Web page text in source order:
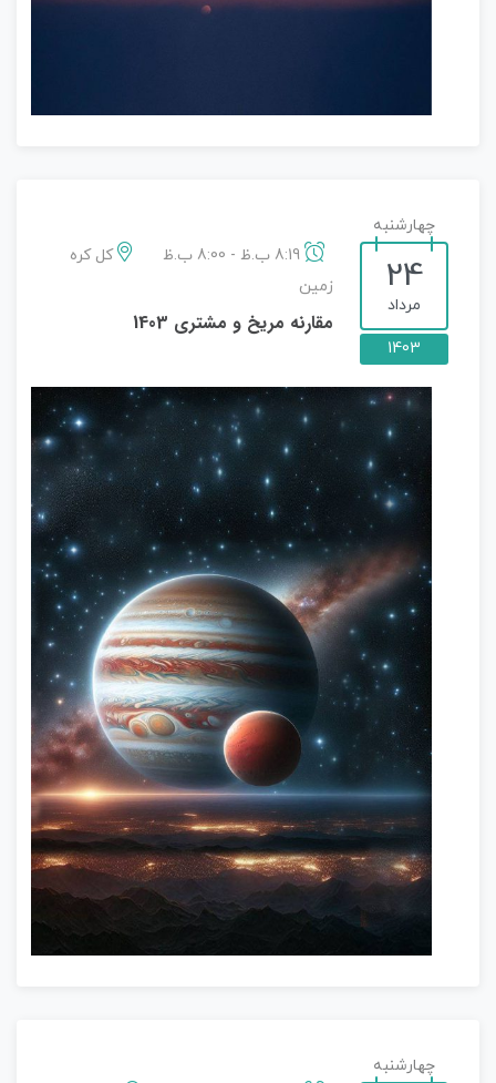
چهارشنبه
24
مرداد
1403
کل کره
زمین
مقارنه مریخ و مشتری 1403
چهارشنبه